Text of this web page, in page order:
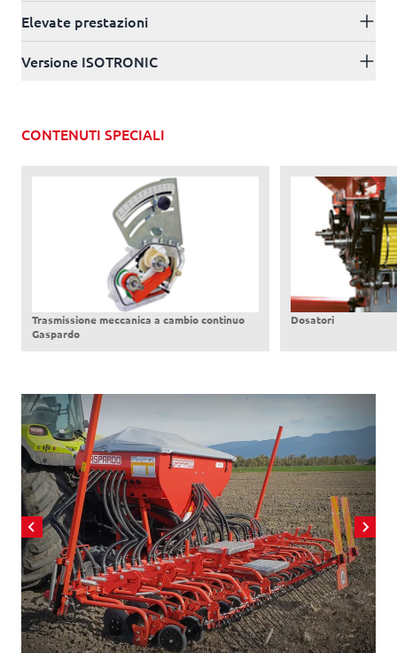
Elevate prestazioni
Versione ISOTRONIC
CONTENUTI SPECIALI
Trasmissione meccanica a cambio continuo
Gaspardo
Dosatori